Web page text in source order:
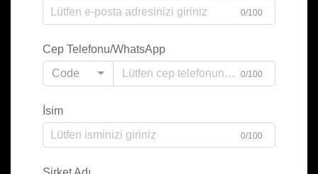
0/100
Cep Telefonu/WhatsApp
Code
0/100
İsim
0/100